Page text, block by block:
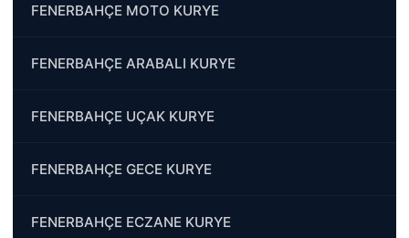
FENERBAHÇE MOTO KURYE
FENERBAHÇE ARABALI KURYE
FENERBAHÇE UÇAK KURYE
FENERBAHÇE GECE KURYE
FENERBAHÇE ECZANE KURYE